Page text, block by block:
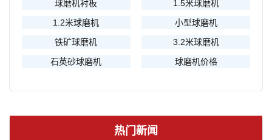
球磨机衬板
1.5米球磨机
1.2米球磨机
小型球磨机
铁矿球磨机
3.2米球磨机
石英砂球磨机
球磨机价格
热门新闻